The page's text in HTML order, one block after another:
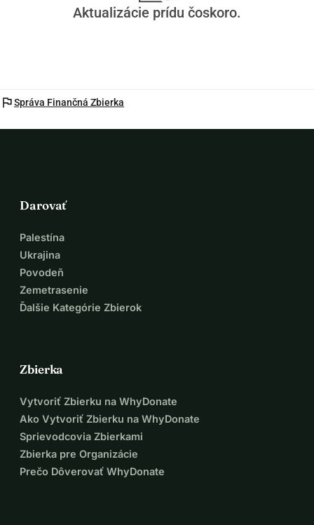
Aktualizácie prídu čoskoro.
flagSpráva Finančná Zbierka
Darovať
Palestína
Ukrajina
Povodeň
Zemetrasenie
Ďalšie Kategórie Zbierok
Zbierka
Vytvoriť Zbierku na WhyDonate
Ako Vytvoriť Zbierku na WhyDonate
Sprievodcovia Zbierkami
Zbierka pre Organizácie
Prečo Dôverovať WhyDonate